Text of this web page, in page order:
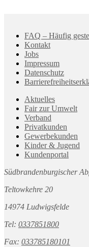
FAQ – Häufig
Kontakt
Jobs
Impressum
Datenschutz
Aktuelles
Fair zur Umwelt
Verband
Privatkunden
Gewerbekunden
Kinder & Jugend
Kundenportal
Südbrandenburgischer
Teltowkehre 20
14974 Ludwigsfelde
Tel: 0337851800
Fax: 033785180101